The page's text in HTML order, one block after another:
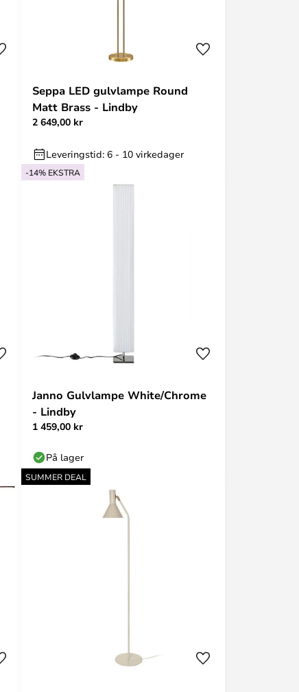
Seppa LED gulvlampe Round
Matt Brass - Lindby
2 649,00 kr
Leveringstid: 6 - 10 virkedager
-14% EKSTRA
Janno Gulvlampe White/Chrome
- Lindby
1 459,00 kr
På lager
SUMMER DEAL